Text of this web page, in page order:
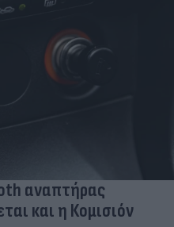
αναπτήρας
και η Κομισιόν